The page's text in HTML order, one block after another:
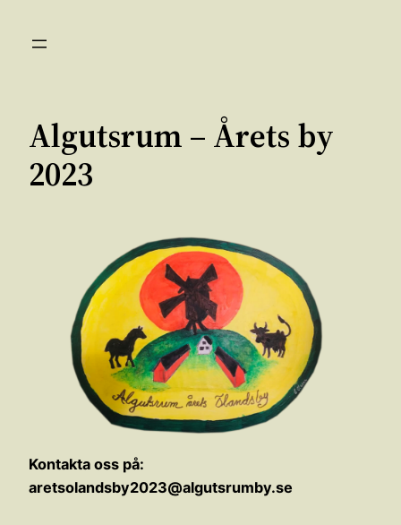
Algutsrum – Årets by
2023
Kontakta oss på:
aretsolandsby2023@algutsrumby.se